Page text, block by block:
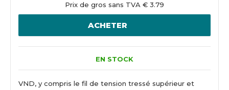
Prix de gros sans TVA € 3.79
ACHETER
EN STOCK
VND, y compris le fil de tension tressé supérieur et